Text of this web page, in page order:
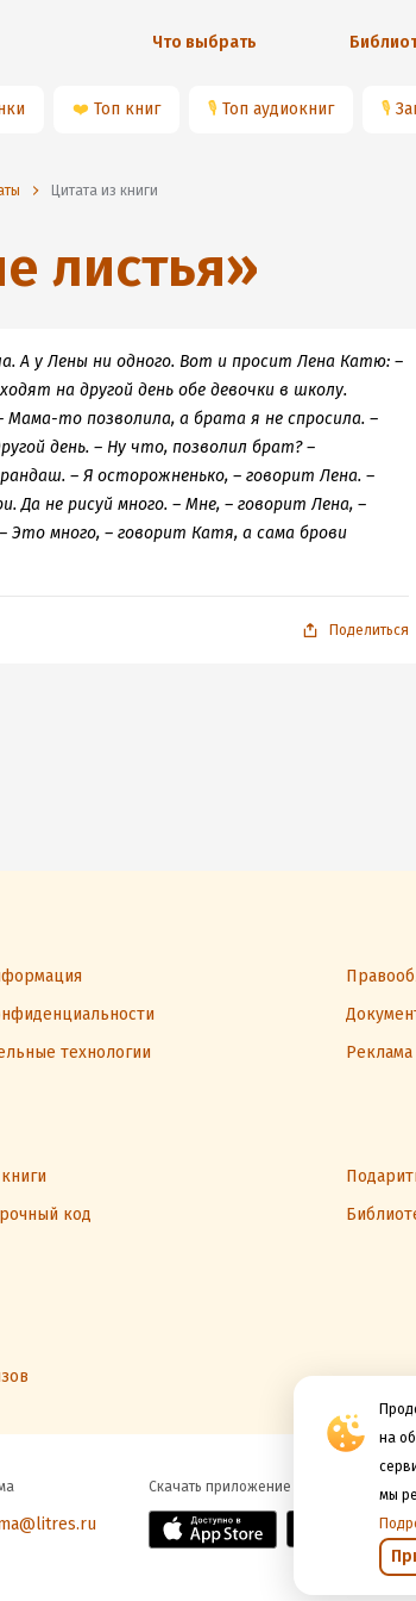
Что выбрать
❤️ Топ книг 🎙 Топ аудиокниг 🎙
на
мы
Цитата из книги
листья»
А у Лены ни одного. Вот и просит Лена Катю: –
на другой день обе девочки в школу.
то позволила, а брата я не спросила. –
день. – Ну что, позволил брат? –
– Я осторожненько, – говорит Лена. –
Да не рисуй много. – Мне, – говорит Лена, –
Это много, – говорит Катя, а сама брови
Поделиться
технологии Реклама
код
Скачать приложение